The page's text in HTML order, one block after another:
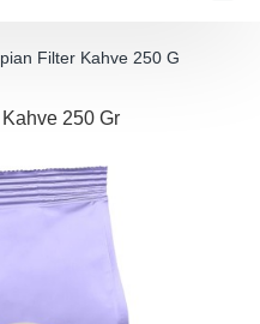
Filter Kahve 250 G
250 Gr